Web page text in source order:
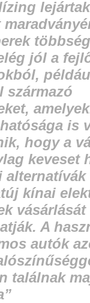
jól a
származó
is
hogy a
keveset
alternatívák
kínai
vásárlását
A
autók
találnak